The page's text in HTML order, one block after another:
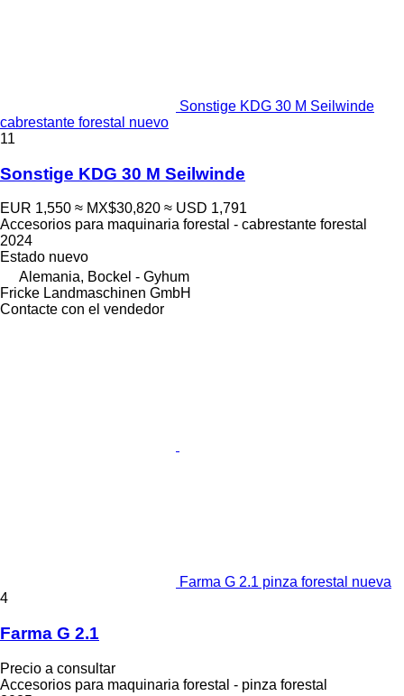
Sonstige KDG 30 M Seilwinde
cabrestante forestal nuevo
11
Sonstige KDG 30 M Seilwinde
EUR 1,550 ≈ MX$30,820 ≈ USD 1,791
Accesorios para maquinaria forestal - cabrestante forestal
2024
Estado nuevo
Alemania, Bockel - Gyhum
Fricke Landmaschinen GmbH
Contacte con el vendedor
Farma G 2.1 pinza forestal nueva
4
Farma G 2.1
Precio a consultar
Accesorios para maquinaria forestal - pinza forestal